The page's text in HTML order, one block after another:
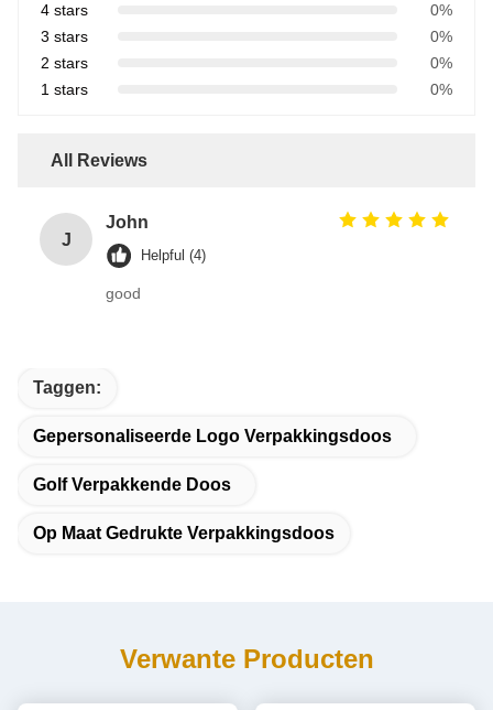
4 stars
0%
3 stars
0%
2 stars
0%
1 stars
0%
All Reviews
J
John
Helpful (4)
good
Taggen:
Gepersonaliseerde Logo Verpakkingsdoos
Golf Verpakkende Doos
Op Maat Gedrukte Verpakkingsdoos
Verwante Producten